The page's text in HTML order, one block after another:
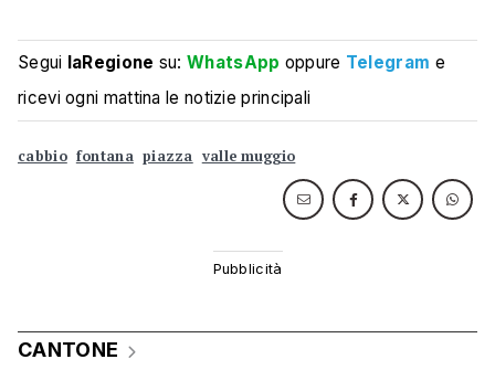
Segui laRegione su:WhatsApp oppure Telegram e
ricevi ogni mattina le notizie principali
cabbio fontana piazza valle muggio
CANTONE